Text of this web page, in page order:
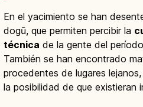
En el yacimiento se han
dogū, que permiten percibir la
técnica de la gente del
También se han encontrado
procedentes de lugares
la posibilidad de que existieran